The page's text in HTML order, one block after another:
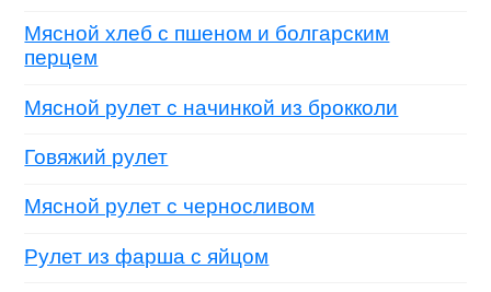
Мясной хлеб с пшеном и болгарским
перцем
Мясной рулет с начинкой из брокколи
Говяжий рулет
Мясной рулет с черносливом
Рулет из фарша с яйцом